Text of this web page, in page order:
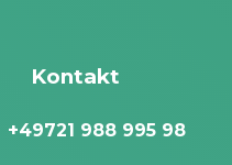
Kontakt
+49721 988 995 98